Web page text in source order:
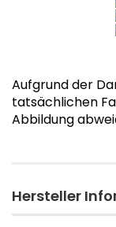
Aufgrund der
tatsächlichen
Abbildung
Hersteller